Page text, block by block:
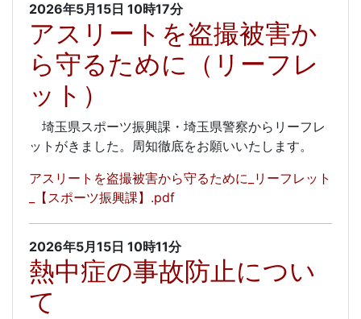
2026年5月15日 10時17分
アスリートを盗撮被害か
ら守るために（リーフレ
ット）
埼玉県スポーツ振興課・埼玉県警察からリーフレ
ットがきました。周知徹底をお願いいたします。
アスリートを盗撮被害から守るために_リーフレット
_【スポーツ振興課】.pdf
2026年5月15日 10時11分
熱中症の事故防止につい
て